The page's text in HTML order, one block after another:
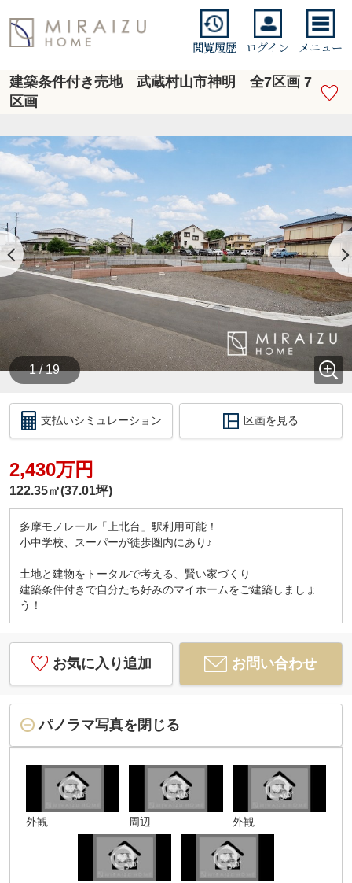
閲覧履歴 ログイン メニュー
建築条件付き売地 武蔵村山市神明 全7区画 7
区画
1 / 19
支払いシミュレーション 区画を見る
2,430万円
122.35㎡(37.01坪)
多摩モノレール「上北台」駅利用可能！
小中学校、スーパーが徒歩圏内にあり♪
土地と建物をトータルで考える、賢い家づくり
建築条件付きで自分たち好みのマイホームをご建築しましょ
う！
お気に入り追加 お問い合わせ
パノラマ写真を閉じる
外観 周辺 外観